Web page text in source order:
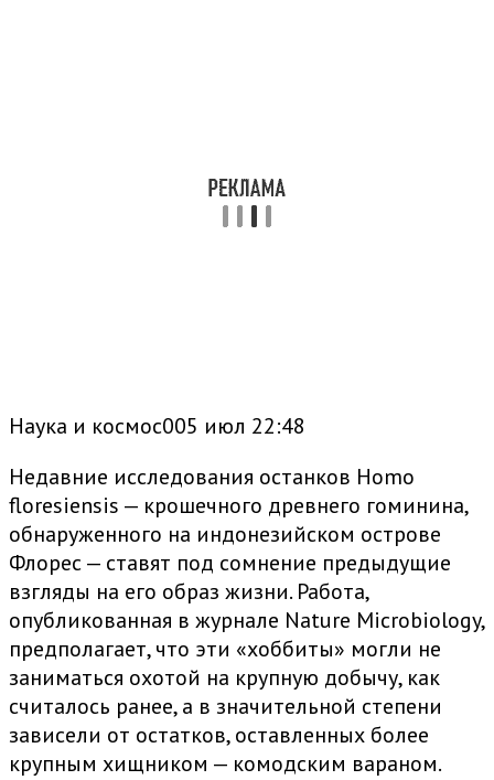
Наука и космос005 июл 22:48
Недавние исследования останков Homo
floresiensis — крошечного древнего гоминина,
обнаруженного на индонезийском острове
Флорес — ставят под сомнение предыдущие
взгляды на его образ жизни. Работа,
опубликованная в журнале Nature Microbiology,
предполагает, что эти «хоббиты» могли не
заниматься охотой на крупную добычу, как
считалось ранее, а в значительной степени
зависели от остатков, оставленных более
крупным хищником — комодским вараном.